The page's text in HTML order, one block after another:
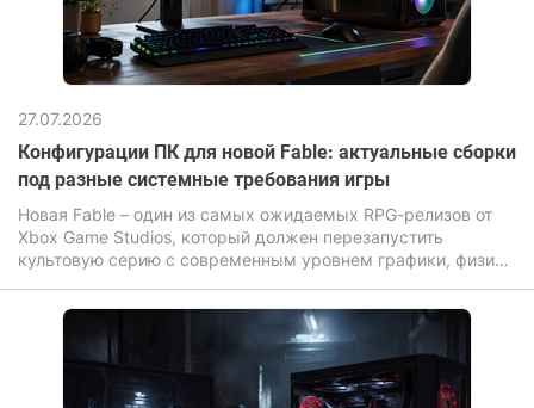
27.07.2026
Конфигурации ПК для новой Fable: актуальные сборки
под разные системные требования игры
Новая Fable – один из самых ожидаемых RPG-релизов от
Xbox Game Studios, который должен перезапустить
культовую серию с современным уровнем графики, физики